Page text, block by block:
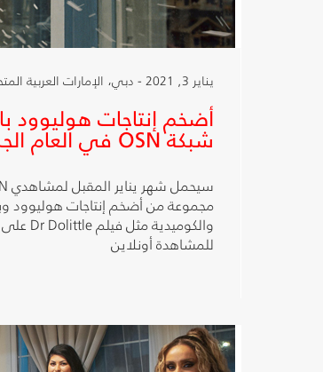
يناير 3, 2021 - دبي، الإمارات العربية المتحدة
أضخم إنتاجات هوليوود
شبكة OSN في العام الجديد
مجموعة من أضخم إنتاجات هوليوود
للمشاهدة أونلاين